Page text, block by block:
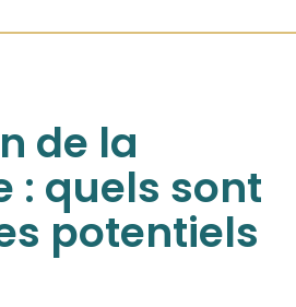
de la
: quels sont
potentiels